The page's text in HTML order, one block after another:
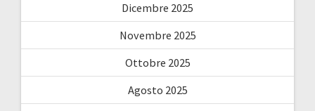
Dicembre 2025
Novembre 2025
Ottobre 2025
Agosto 2025